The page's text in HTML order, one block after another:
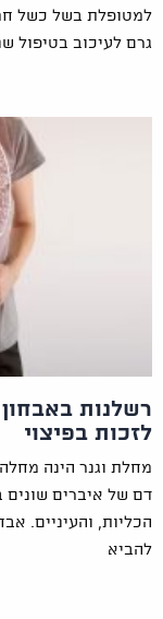
למטופלת בשל כשל
גרם לעיכוב בטיפול
רשלנות
לזכות בפיצוי
מחלת וגנר הינה
דם של איברים שונים
הכליות, והעיניים.
להביא